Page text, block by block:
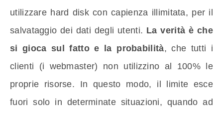
utilizzare hard disk con capienza illimitata, per il
salvataggio dei dati degli utenti. La verità è che
si gioca sul fatto e la probabilità, che tutti i
clienti (i webmaster) non utilizzino al 100% le
proprie risorse. In questo modo, il limite esce
fuori solo in determinate situazioni, quando ad